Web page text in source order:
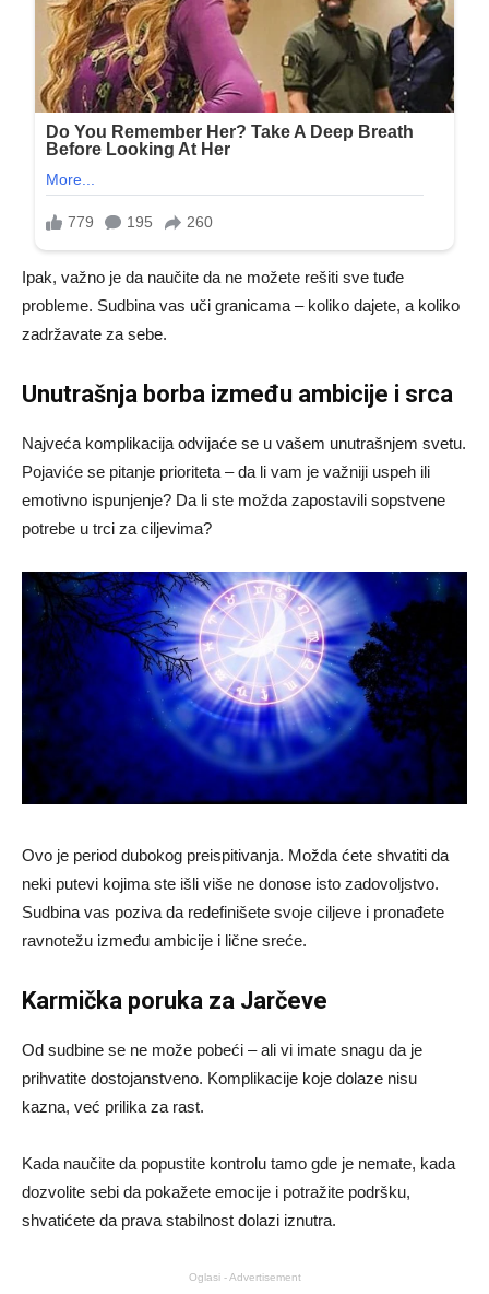
Ipak, važno je da naučite da ne možete rešiti sve tuđe
probleme. Sudbina vas uči granicama – koliko dajete, a koliko
zadržavate za sebe.
Unutrašnja borba između ambicije i srca
Najveća komplikacija odvijaće se u vašem unutrašnjem svetu.
Pojaviće se pitanje prioriteta – da li vam je važniji uspeh ili
emotivno ispunjenje? Da li ste možda zapostavili sopstvene
potrebe u trci za ciljevima?
Ovo je period dubokog preispitivanja. Možda ćete shvatiti da
neki putevi kojima ste išli više ne donose isto zadovoljstvo.
Sudbina vas poziva da redefinišete svoje ciljeve i pronađete
ravnotežu između ambicije i lične sreće.
Karmička poruka za Jarčeve
Od sudbine se ne može pobeći – ali vi imate snagu da je
prihvatite dostojanstveno. Komplikacije koje dolaze nisu
kazna, već prilika za rast.
Kada naučite da popustite kontrolu tamo gde je nemate, kada
dozvolite sebi da pokažete emocije i potražite podršku,
shvatićete da prava stabilnost dolazi iznutra.
Oglasi - Advertisement